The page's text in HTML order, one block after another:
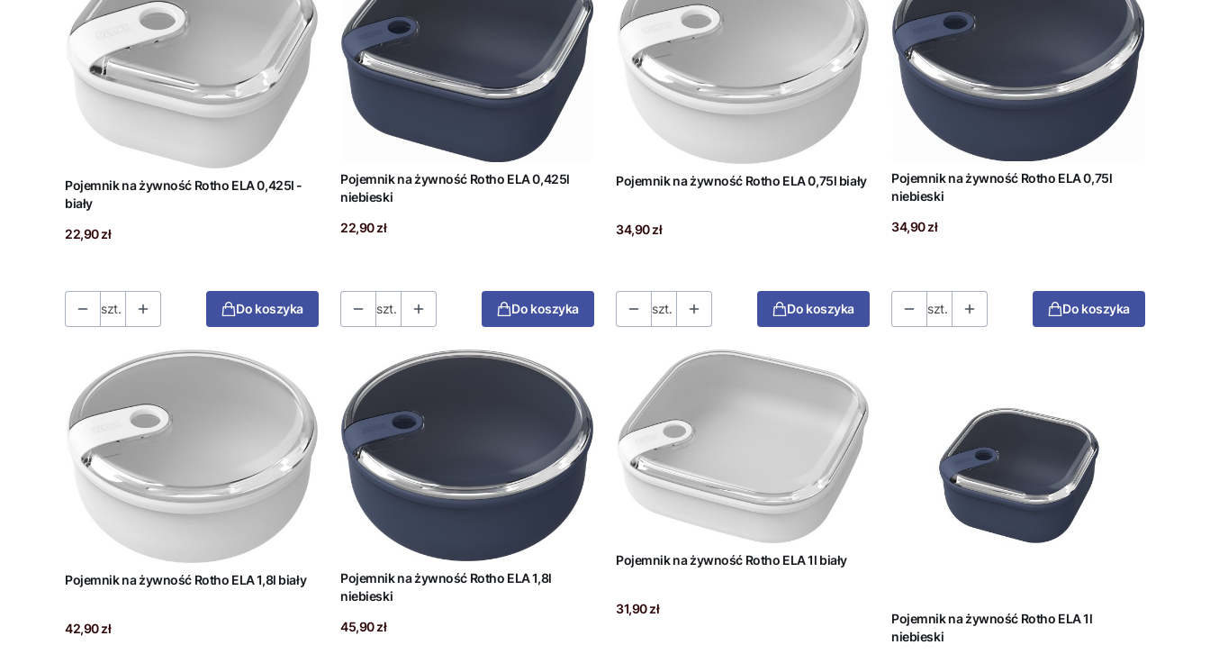
Pojemnik na żywność Rotho ELA 0,425l -
biały
Cena
22,90 zł
szt. Do koszyka
Pojemnik na żywność Rotho ELA 0,425l
niebieski
Cena
22,90 zł
szt. Do koszyka
Pojemnik na żywność Rotho ELA 0,75l biały
Cena
34,90 zł
szt. Do koszyka
Pojemnik na żywność Rotho ELA 0,75l
niebieski
Cena
34,90 zł
szt. Do koszyka
Pojemnik na żywność Rotho ELA 1,8l biały
Cena
42,90 zł
Pojemnik na żywność Rotho ELA 1,8l
niebieski
Cena
45,90 zł
Pojemnik na żywność Rotho ELA 1l biały
Cena
31,90 zł
Pojemnik na żywność Rotho ELA 1l
niebieski